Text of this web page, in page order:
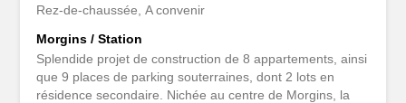
Rez-de-chaussée A convenir
Morgins / Station
Splendide projet de construction de 8 appartements, ainsi
que 9 places de parking souterraines, dont 2 lots en
résidence secondaire. Nichée au centre de Morgins, la